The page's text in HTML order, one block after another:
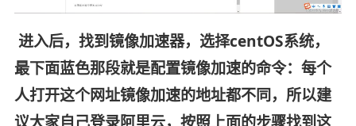
进入后，找到镜像加速器，选择centOS系统，
最下面蓝色那段就是配置镜像加速的命令：每个
人打开这个网址镜像加速的地址都不同，所以建